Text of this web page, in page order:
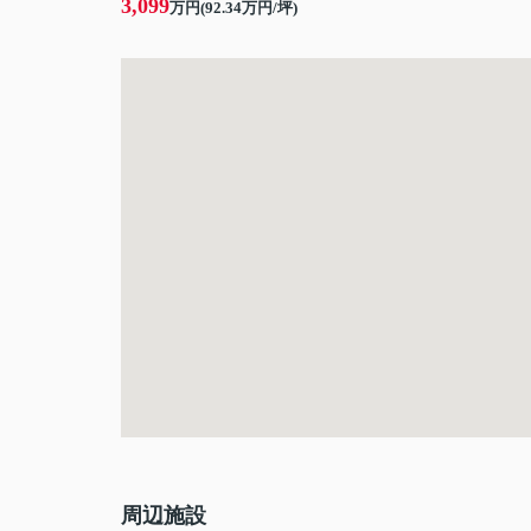
3,099万円(92.34万円/坪)
周辺施設